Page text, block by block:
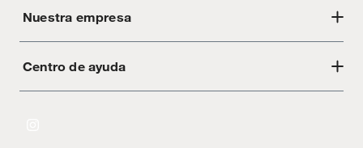
Nuestra empresa
Acerca de Crate
Centro de ayuda